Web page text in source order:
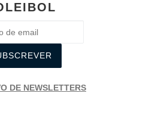
DE NEWSLETTERS